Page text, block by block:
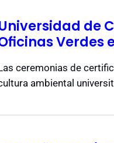
de
Verdes
ceremonias de
ambiental